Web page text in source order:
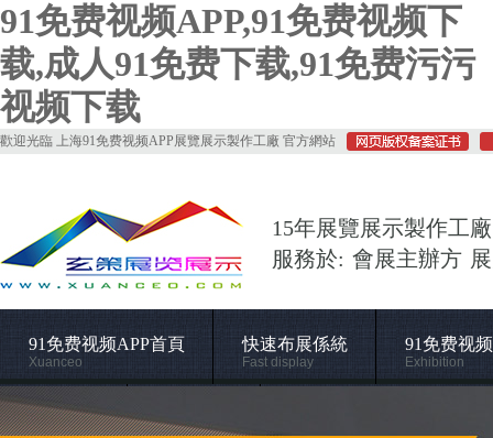
91免费视频APP,91免费视频下
载,成人91免费下载,91免费污污
视频下载
歡迎光臨 上海91免费视频APP展覽展示製作工廠 官方網站
15年展覽展示製作工廠
服務於: 會展主辦方
91免费视频APP首頁
Xuanceo
快速布展係統
Fast display
91免费视
Exhibition
常用材料 施工管理